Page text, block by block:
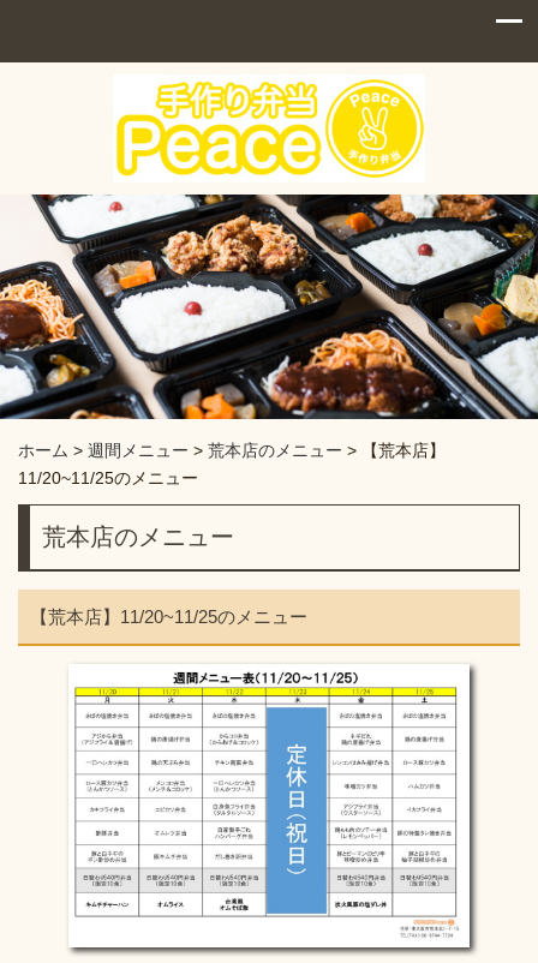
ホーム > 週間メニュー > 荒本店のメニュー >
【荒本店】
11/20~11/25のメニュー
荒本店のメニュー
【荒本店】11/20~11/25のメニュー